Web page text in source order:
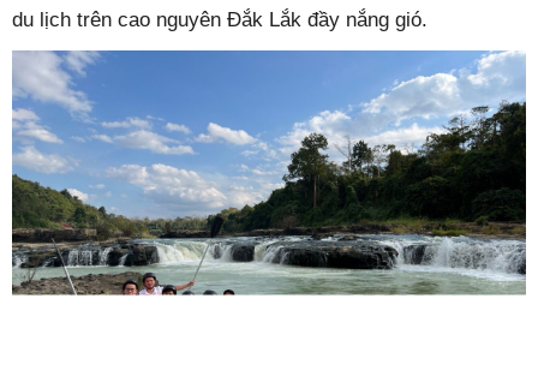
du lịch trên cao nguyên Đắk Lắk đầy nắng gió.